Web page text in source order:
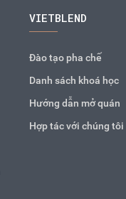
VIETBLEND
Đào tạo pha chế
Danh sách khoá học
Hướng dẫn mở quán
Hợp tác với chúng tôi